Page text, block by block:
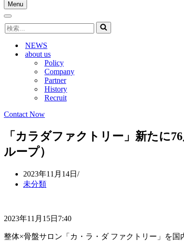
Menu
ナ
ゲ
シ
ョ
ナ
ビ
検
索...
NEWS
about us
Policy
Company
Partner
History
Recruit
Contact Now
「カラダファクトリー」新たに
ループ）
2023年11月14日
未分類
2023年11月15日7:40
整体×骨盤サロン「カ・ラ・ダ ファクトリー」を国